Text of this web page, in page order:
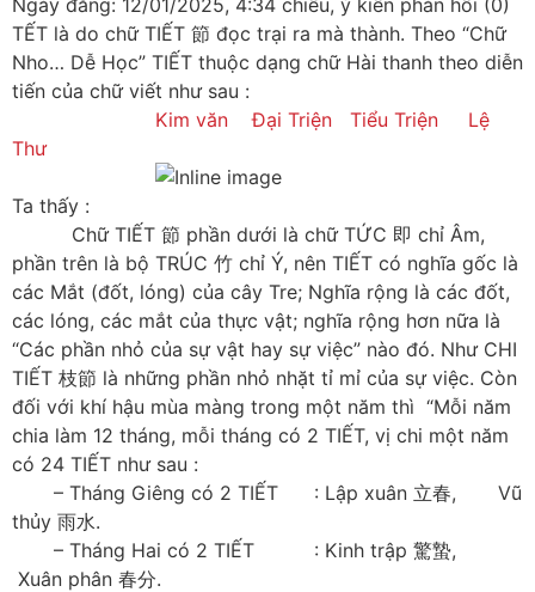
Ngày đăng: 12/01/2025, 4:34 chiều, ý kiến phản hồi (0)
TẾT là do chữ TIẾT 節 đọc trại ra mà thành. Theo “Chữ
Nho… Dễ Học” TIẾT thuộc dạng chữ Hài thanh theo diễn
tiến của chữ viết như sau :
Kim văn Đại Triện Tiểu Triện Lệ
Thư
Ta thấy :
Chữ TIẾT 節 phần dưới là chữ TỨC 即 chỉ Âm,
phần trên là bộ TRÚC 竹 chỉ Ý, nên TIẾT có nghĩa gốc là
các Mắt (đốt, lóng) của cây Tre; Nghĩa rộng là các đốt,
các lóng, các mắt của thực vật; nghĩa rộng hơn nữa là
“Các phần nhỏ của sự vật hay sự việc” nào đó. Như CHI
TIẾT 枝節 là những phần nhỏ nhặt tỉ mỉ của sự việc. Còn
đối với khí hậu mùa màng trong một năm thì “Mỗi năm
chia làm 12 tháng, mỗi tháng có 2 TIẾT, vị chi một năm
có 24 TIẾT như sau :
– Tháng Giêng có 2 TIẾT : Lập xuân 立春, Vũ
thủy 雨水.
– Tháng Hai có 2 TIẾT : Kinh trập 驚蟄,
Xuân phân 春分.